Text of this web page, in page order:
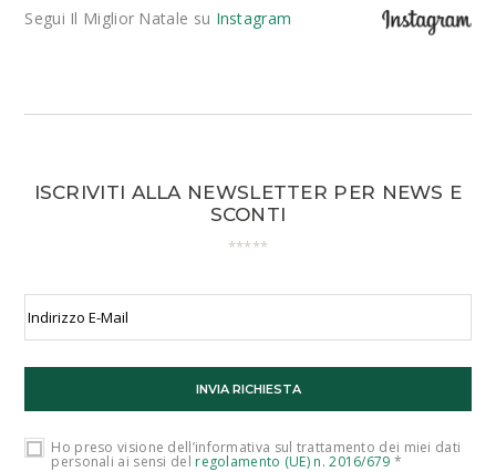
Segui Il Miglior Natale su Instagram
ISCRIVITI ALLA NEWSLETTER PER NEWS E
SCONTI
Ho preso visione dell’informativa sul trattamento dei miei dati
personali ai sensi del regolamento (UE) n. 2016/679 *